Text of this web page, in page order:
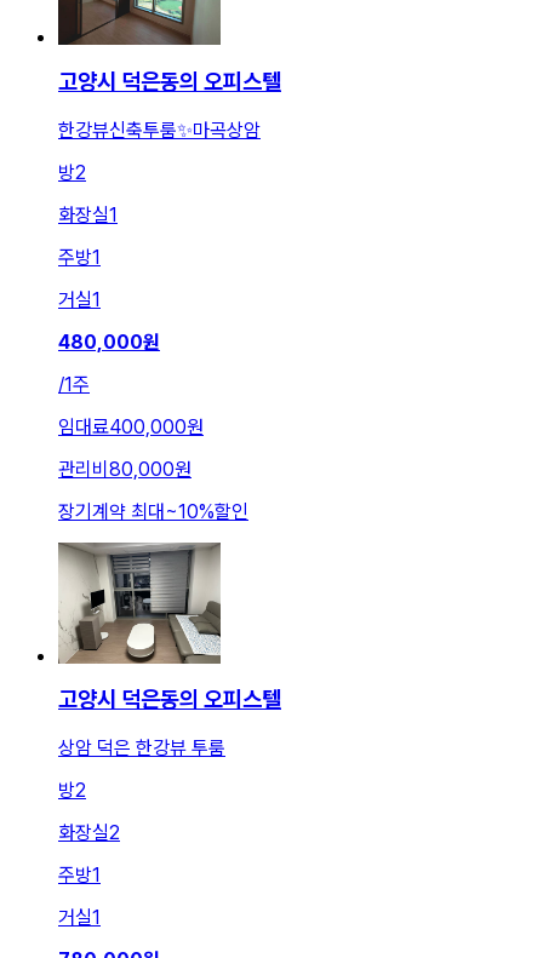
고양시 덕은동의 오피스텔
한강뷰신축투룸✨마곡상암
방2
화장실1
주방1
거실1
480,000원
/1주
임대료400,000원
관리비 80,000원
장기계약 최대~10%할인
고양시 덕은동의 오피스텔
상암 덕은 한강뷰 투룸
방2
화장실2
주방1
거실1